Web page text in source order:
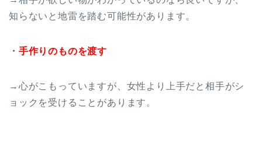
知らないと地雷を踏む可能性があります。
・ 手作りのものを渡す
→心がこもっていますが、女性より上手だと相手がシ
ョックを受けることがあります。